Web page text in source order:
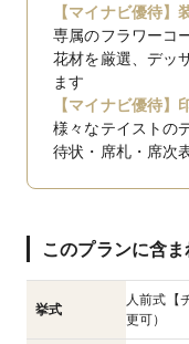
【マイナビ優待
専属のフラワーコ
花材を厳選、デッ
ます
【マイナビ優待
様々なテイストの
待状・席札・席次
このプランに含
挙式
人前式【
更可）